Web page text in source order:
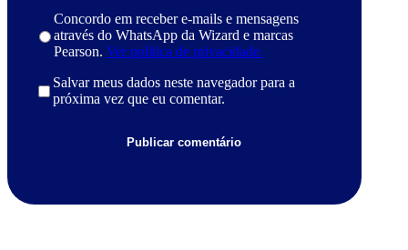
Concordo em receber e-mails e mensagens
através do WhatsApp da Wizard e marcas
Pearson. Ver política de privacidade.
Salvar meus dados neste navegador para a
próxima vez que eu comentar.